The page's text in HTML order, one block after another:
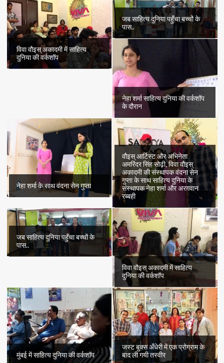
विवा वौइस् अकादमी में साहित्य
दुनिया की वर्कशॉप
जब साहित्य दुनिया पहुँचा बच्चों के
पास..
नेहा शर्मा साहित्य दुनिया की वर्कशॉप
के दौरान
नेहा शर्मा के साथ वंदना सेन गुप्ता
वौइस् आर्टिस्ट और अभिनेता
अमरिंदर सिंह सोढ़ी, विवा वौइस्
अकादमी की संस्थापक वंदना सेन
गुप्ता के साथ साहित्य दुनिया के
संस्थापक नेहा शर्मा और अरग़वान
रब्बही
जब साहित्य दुनिया पहुँचा बच्चों के
पास..
विवा वौइस् अकादमी में साहित्य
दुनिया की वर्कशॉप
मुंबई में साहित्य दुनिया की वर्कशॉप
जस्ट बुक्स अँधेरी में एक प्रोग्राम के
बाद ली गयी तस्वीर